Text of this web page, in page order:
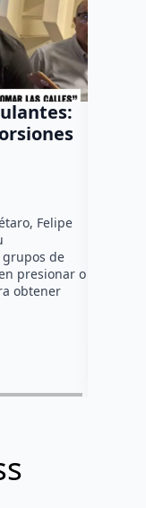
Felipe
de
presionar o
obtener